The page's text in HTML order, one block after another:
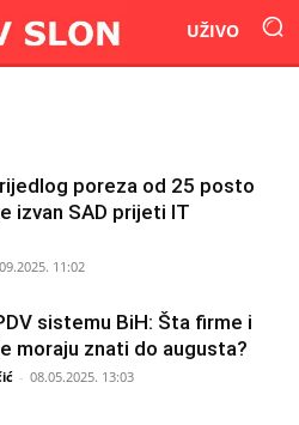
UŽIVO
poreza od 25 posto
izvan SAD prijeti IT
11:02
sistemu BiH: Šta firme i
moraju znati do augusta?
- 08.05.2025. 13:03